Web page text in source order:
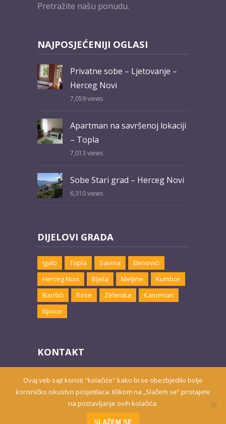
Pretražite našu ponudu.
NAJPOSJEĆENIJI OGLASI
Privatne sobe – Ljetovanje –
Herceg Novi
7,059views
Apartman na savršenoj lokaciji
– Topla
7,013 views
Sobe Stari grad – Herceg Novi
6,310views
DIJELOVI GRADA
Igalo Topla Savina
Đenovići
Herceg Novi
Bijela Meljine
Kumbor
Baošići
Rose Zelenika
Kamenari
Njivice
KONTAKT
Email:marketing@hnsmjestaj.com
Prisutni od 2010. godine | 2019 © Smještaj u Herceg Novom
Ovaj veb sajt koristi "kolačiće" kako bi se obezbjedilo bolje
korisničko iskustvo posjetilaca. Klikom na „Slažem se“ pristajete
na postavljanje ovih kolačića.
SLAŽEM SE